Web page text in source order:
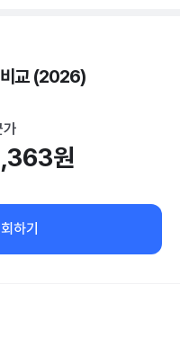
비교 (2026)
가
원
하기